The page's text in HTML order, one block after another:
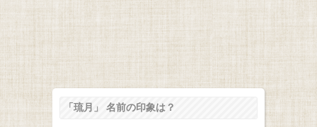
「琉月」 名前の印象は？